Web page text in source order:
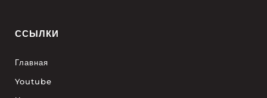
ССЫЛКИ
Главная
Youtube